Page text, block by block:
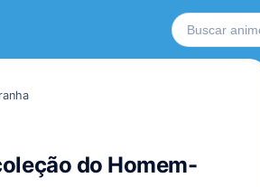
Buscar no site
do Homem-